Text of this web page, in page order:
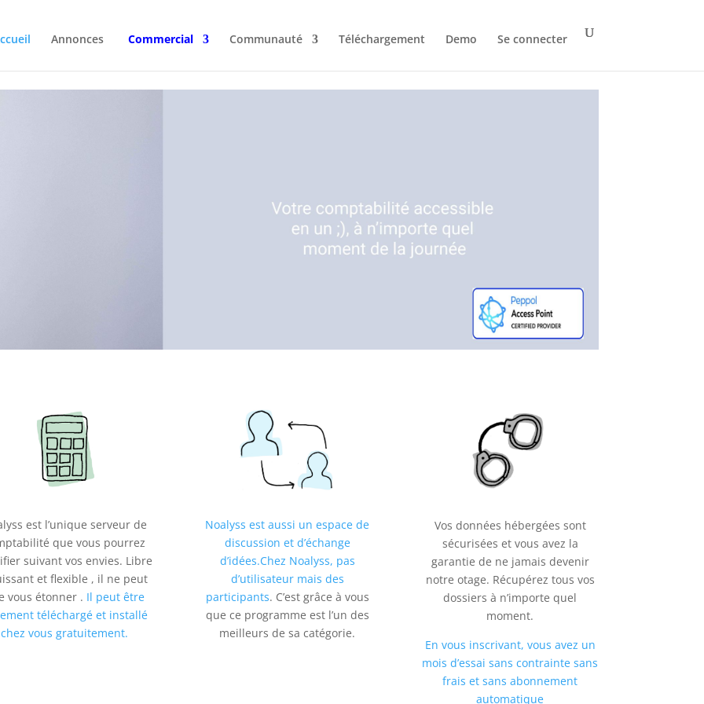
Annonces Commercial Communauté Téléchargement Demo Se connecter
est l’unique serveur de
que vous pourrez
suivant vos envies. Libre
et flexible , il ne peut
vous étonner . Il peut être
téléchargé et installé
chez vous gratuitement.
Noalyss est aussi un espace de
discussion et d’échange
d’idées.Chez Noalyss, pas
d’utilisateur mais des
participants. C’est grâce à vous
que ce programme est l’un des
meilleurs de sa catégorie.
Vos données hébergées sont
sécurisées et vous avez la
garantie de ne jamais devenir
notre otage. Récupérez tous vos
dossiers à n’importe quel
moment.
En vous inscrivant, vous avez un
mois d’essai sans contrainte sans
frais et sans abonnement
automatique